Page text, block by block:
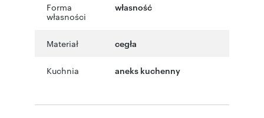
Forma
własności
własność
Materiał cegła
Kuchnia aneks kuchenny